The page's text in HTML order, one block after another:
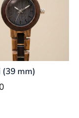
(39 mm)